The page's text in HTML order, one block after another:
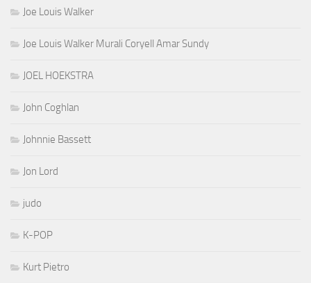
Joe Louis Walker
Joe Louis Walker Murali Coryell Amar Sundy
JOEL HOEKSTRA
John Coghlan
Johnnie Bassett
Jon Lord
judo
K-POP
Kurt Pietro